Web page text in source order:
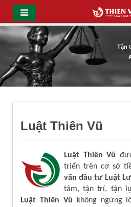
Tận
Luật Thiên Vũ
Luật Thiên Vũ
triển trên cơ sở
vấn đầu tư Luật
tâm, tận trí, tận
Luật Thiên Vũ không ngừng